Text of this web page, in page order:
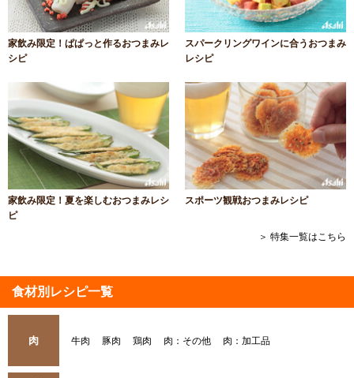
家飲み限定！ぱぱっと作るおつまみレ
シピ
スパークリングワインに合うおつまみ
レシピ
家飲み限定！夏を楽しむおつまみレシ
ピ
スポーツ観戦おつまみレシピ
＞ 特集一覧はこちら
食材別レシピ一覧
肉 牛肉 豚肉 鶏肉 肉：その他 肉：加工品